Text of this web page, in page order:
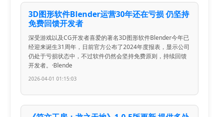
3D图形软件Blender运营30年还在亏损 仍坚持
免费回馈开发者
深受游戏以及CG开发者喜爱的著名3D图形软件Blender今年已
经迎来诞生31周年，日前官方公布了2024年度报表，显示公司
仍处于亏损状态中，不过软件仍然会坚持免费原则，持续回馈
开发者。·Blende
2026-04-01 01:15:03